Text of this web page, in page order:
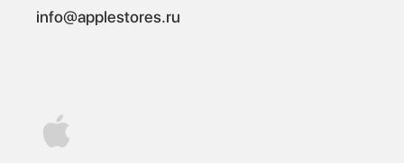
info@applestores.ru